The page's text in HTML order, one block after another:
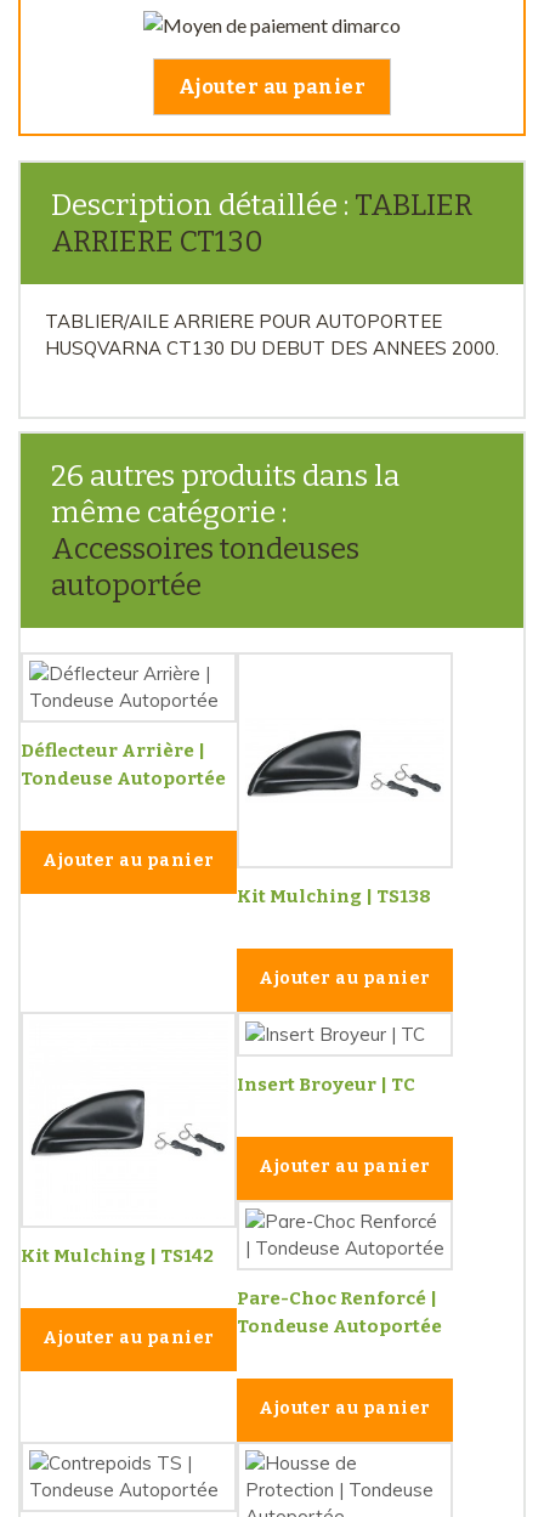
Ajouter au panier
Description détaillée : TABLIER
ARRIERE CT130
TABLIER/AILE ARRIERE POUR AUTOPORTEE
HUSQVARNA CT130 DU DEBUT DES ANNEES 2000.
26 autres produits dans la
même catégorie :
Accessoires tondeuses
autoportée
Déflecteur Arrière |
Tondeuse Autoportée
Ajouter au panier
Kit Mulching | TS138
Ajouter au panier
Kit Mulching | TS142
Ajouter au panier
Insert Broyeur | TC
Ajouter au panier
Pare-Choc Renforcé |
Tondeuse Autoportée
Ajouter au panier